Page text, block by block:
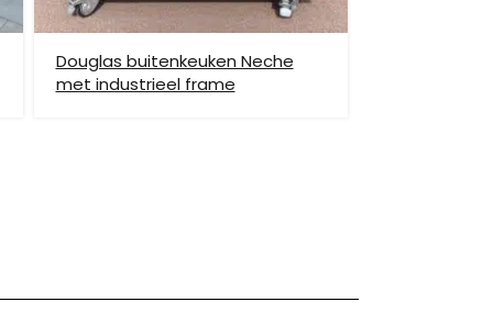
brengen wij verzendkosten in rekening.
Douglas buitenkeuken Neche
met industrieel frame